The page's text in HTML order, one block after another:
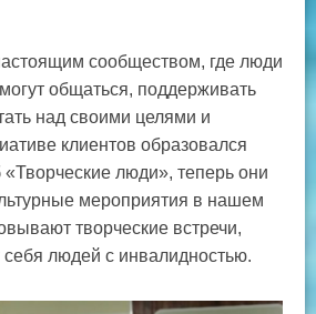
сообществом, где люди
общаться, поддерживать
над своими целями и
клиентов образовался
люди», теперь они
мероприятия в нашем
творческие встречи,
себя людей с инвалидностью.